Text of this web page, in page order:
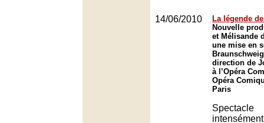
14/06/2010
La légende
Nouvelle
et Mélisande
une mise en
direction de
à l’Opéra
Opéra
Paris